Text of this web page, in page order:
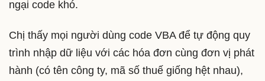
ngại code khó.
Chị thấy mọi người dùng code VBA để tự động quy
trình nhập dữ liệu với các hóa đơn cùng đơn vị phát
hành (có tên công ty, mã số thuế giống hệt nhau),